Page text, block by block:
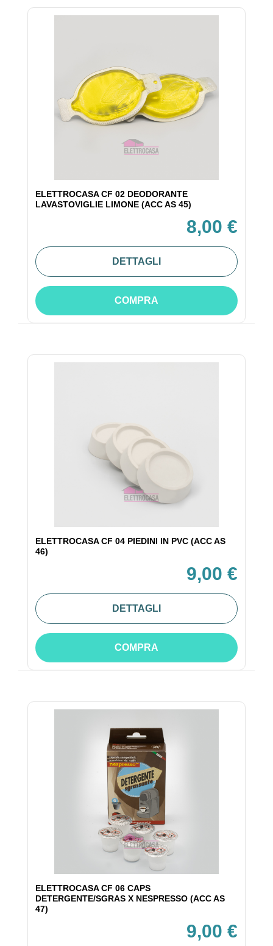
ELETTROCASA CF 02 DEODORANTE
LAVASTOVIGLIE LIMONE (ACC AS 45)
8,00 €
DETTAGLI
COMPRA
ELETTROCASA CF 04 PIEDINI IN PVC (ACC AS
46)
9,00 €
DETTAGLI
COMPRA
ELETTROCASA CF 06 CAPS
DETERGENTE/SGRAS X NESPRESSO (ACC AS
47)
9,00 €